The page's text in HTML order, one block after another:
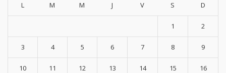
L M M J V S D
1 2
3 4 5 6 7 8 9
10 11 12 13 14 15 16